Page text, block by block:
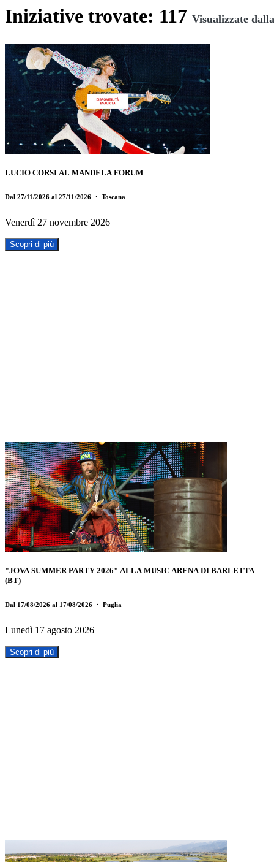
Iniziative trovate: 117 Visualizzate
LUCIO CORSI AL MANDELA FORUM
Dal 27/11/2026 al 27/11/2026 ・ Toscana
Venerdì 27 novembre 2026
Scopri di più
"JOVA SUMMER PARTY 2026" ALLA MUSIC ARENA DI BARLETTA
(BT)
Dal 17/08/2026 al 17/08/2026 ・ Puglia
Lunedì 17 agosto 2026
Scopri di più